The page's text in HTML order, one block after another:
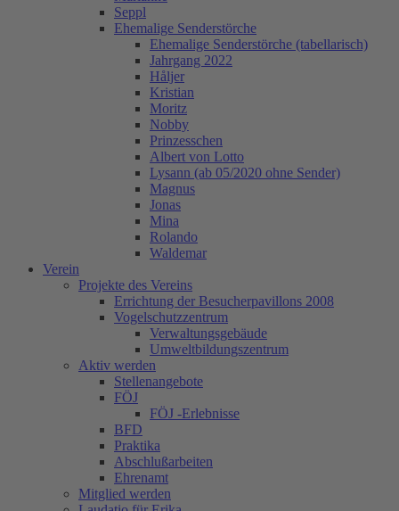
Seppl
Ehemalige Senderstörche
Ehemalige Senderstörche (tabellarisch)
Jahrgang 2022
Håljer
Kristian
Moritz
Nobby
Prinzesschen
Albert von Lotto
Lysann (ab 05/2020 ohne Sender)
Magnus
Jonas
Mina
Rolando
Waldemar
Verein
Projekte des Vereins
Errichtung der Besucherpavillons 2008
Vogelschutzzentrum
Verwaltungsgebäude
Umweltbildungszentrum
Aktiv werden
Stellenangebote
FÖJ
FÖJ -Erlebnisse
BFD
Praktika
Abschlußarbeiten
Ehrenamt
Mitglied werden